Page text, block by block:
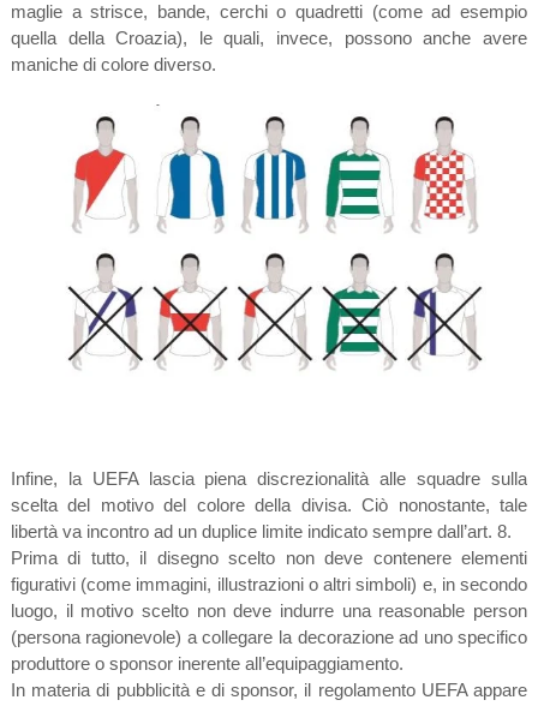
maglie a strisce, bande, cerchi o quadretti (come ad esempio
quella della Croazia), le quali, invece, possono anche avere
maniche di colore diverso.
Infine, la UEFA lascia piena discrezionalità alle squadre sulla
scelta del motivo del colore della divisa. Ciò nonostante, tale
libertà va incontro ad un duplice limite indicato sempre dall’art. 8.
Prima di tutto, il disegno scelto non deve contenere elementi
figurativi (come immagini, illustrazioni o altri simboli) e, in secondo
luogo, il motivo scelto non deve indurre una reasonable person
(persona ragionevole) a collegare la decorazione ad uno specifico
produttore o sponsor inerente all’equipaggiamento.
In materia di pubblicità e di sponsor, il regolamento UEFA appare